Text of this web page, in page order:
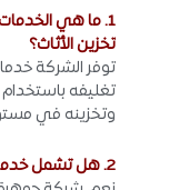
1. ما هي
تخزين الأثاث؟
توفر الشركة
تغليفه باستخدام
وتخزينه في
2. هل تشمل خدمات الشركة نقل الأثاث إلى المستودعات؟